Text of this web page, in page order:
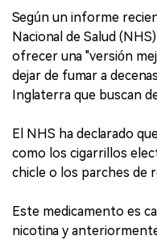
Según un informe
Nacional de Salud
ofrecer una "versión
dejar de fumar a
Inglaterra que buscan
El NHS ha declarado
como los cigarrillos
chicle o los parches de
Este medicamento es
nicotina y